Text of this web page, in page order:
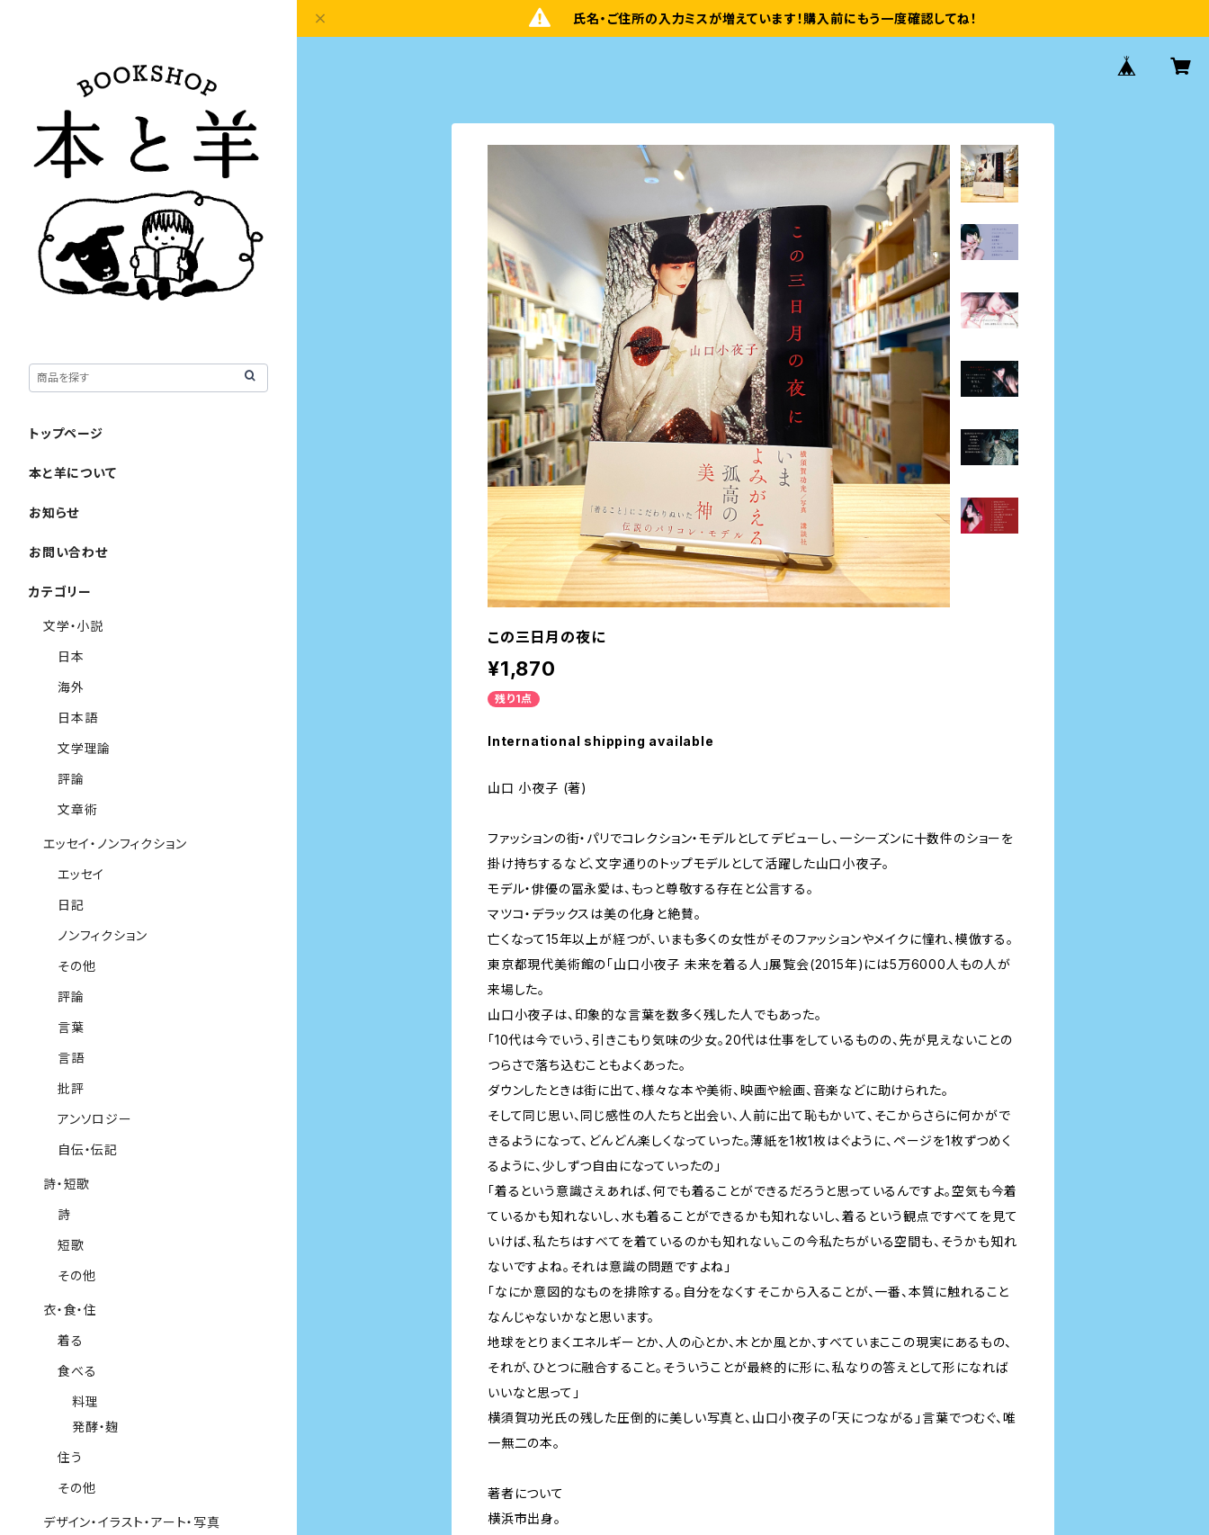
氏名・ご住所の入力ミスが増えています！購入前にもう一度確認してね！
この三日月の夜に
¥1,870
残り1点
International shipping available
山口 小夜子 (著)
ファッションの街・パリでコレクション・モデルとしてデビューし、一シーズンに十数件のショーを
掛け持ちするなど、文字通りのトップモデルとして活躍した山口小夜子。
モデル・俳優の冨永愛は、もっと尊敬する存在と公言する。
マツコ・デラックスは美の化身と絶賛。
亡くなって15年以上が経つが、いまも多くの女性がそのファッションやメイクに憧れ、模倣する。
東京都現代美術館の「山口小夜子 未来を着る人」展覧会(2015年)には5万6000人もの人が
来場した。
山口小夜子は、印象的な言葉を数多く残した人でもあった。
「10代は今でいう、引きこもり気味の少女。20代は仕事をしているものの、先が見えないことの
つらさで落ち込むこともよくあった。
ダウンしたときは街に出て、様々な本や美術、映画や絵画、音楽などに助けられた。
そして同じ思い、同じ感性の人たちと出会い、人前に出て恥もかいて、そこからさらに何かがで
きるようになって、どんどん楽しくなっていった。薄紙を1枚1枚はぐように、ページを1枚ずつめく
るように、少しずつ自由になっていったの」
「着るという意識さえあれば、何でも着ることができるだろうと思っているんですよ。空気も今着
ているかも知れないし、水も着ることができるかも知れないし、着るという観点ですべてを見て
いけば、私たちはすべてを着ているのかも知れない。この今私たちがいる空間も、そうかも知れ
ないですよね。それは意識の問題ですよね」
「なにか意図的なものを排除する。自分をなくす――そこから入ることが、一番、本質に触れること
なんじゃないかなと思います。
地球をとりまくエネルギーとか、人の心とか、木とか風とか、すべていまここの現実にあるもの、
それが、ひとつに融合すること。そういうことが最終的に形に、私なりの答えとして形になれば
いいなと思って」
横須賀功光氏の残した圧倒的に美しい写真と、山口小夜子の「天につながる」言葉でつむぐ、唯
一無二の本。
著者について
横浜市出身。
トップページ
本と羊について
お知らせ
お問い合わせ
カテゴリー
文学・小説
日本
海外
日本語
文学理論
評論
文章術
エッセイ・ノンフィクション
エッセイ
日記
ノンフィクション
その他
評論
言葉
言語
批評
アンソロジー
自伝・伝記
詩・短歌
詩
短歌
その他
衣・食・住
着る
食べる
料理
発酵・麹
住う
その他
デザイン・イラスト・アート・写真